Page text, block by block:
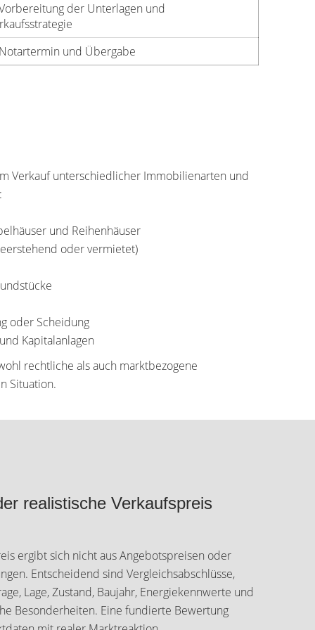
der Unterlagen und
und Übergabe
Verkauf unterschiedlicher Immobilienarten und
und Reihenhäuser
oder vermietet)
oder Scheidung
Kapitalanlagen
rechtliche als auch marktbezogene
Situation.
realistische Verkaufspreis
ergibt sich nicht aus Angebotspreisen oder
Entscheidend sind Vergleichsabschlüsse,
Lage, Zustand, Baujahr, Energiekennwerte und
Besonderheiten. Eine fundierte Bewertung